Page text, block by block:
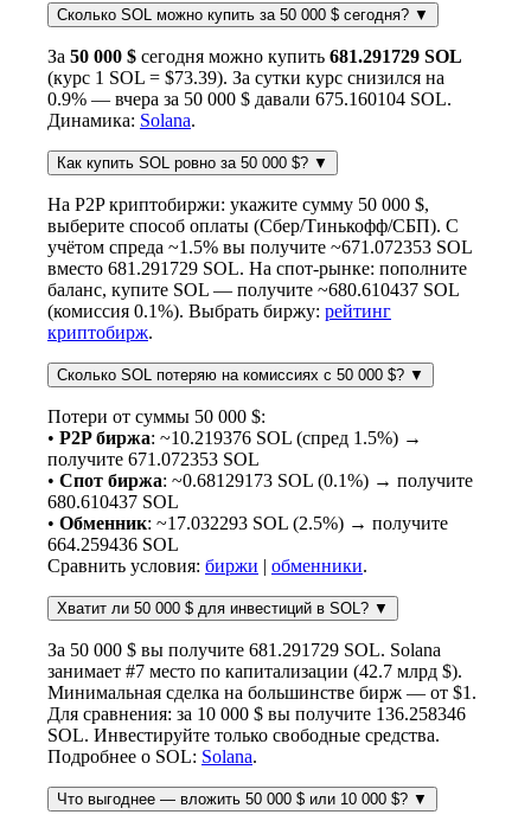
Сколько SOL можно купить за 50 000 $ сегодня? ▼
За 50 000 $ сегодня можно купить 681.291729 SOL
(курс 1 SOL = $73.39). За сутки курс снизился на
0.9% — вчера за 50 000 $ давали 675.160104 SOL.
Динамика: Solana.
Как купить SOL ровно за 50 000 $? ▼
На P2P криптобиржи: укажите сумму 50 000 $,
выберите способ оплаты (Сбер/Тинькофф/СБП). С
учётом спреда ~1.5% вы получите ~671.072353 SOL
вместо 681.291729 SOL. На спот-рынке: пополните
баланс, купите SOL — получите ~680.610437 SOL
(комиссия 0.1%). Выбрать биржу: рейтинг
криптобирж.
Сколько SOL потеряю на комиссиях с 50 000 $? ▼
Потери от суммы 50 000 $:
• P2P биржа: ~10.219376 SOL (спред 1.5%) →
получите 671.072353 SOL
• Спот биржа: ~0.68129173 SOL (0.1%) → получите
680.610437 SOL
• Обменник: ~17.032293 SOL (2.5%) → получите
664.259436 SOL
Сравнить условия: биржи | обменники.
Хватит ли 50 000 $ для инвестиций в SOL? ▼
За 50 000 $ вы получите 681.291729 SOL. Solana
занимает #7 место по капитализации (42.7 млрд $).
Минимальная сделка на большинстве бирж — от $1.
Для сравнения: за 10 000 $ вы получите 136.258346
SOL. Инвестируйте только свободные средства.
Подробнее о SOL: Solana.
Что выгоднее — вложить 50 000 $ или 10 000 $? ▼